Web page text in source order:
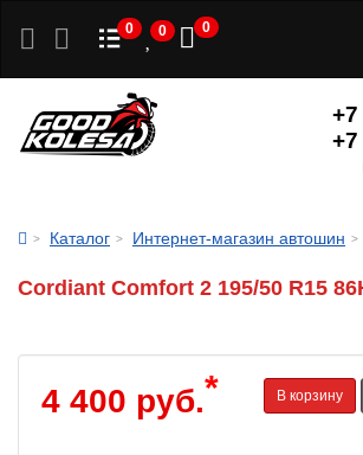
0 0 0
+7
+7
Каталог Интернет-магазин автошин
Cordiant Comfort 2 195/50 R15
4 400 руб.* В корзину